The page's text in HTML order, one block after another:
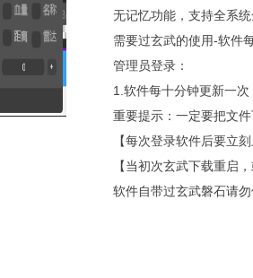
无记忆功能，支持全系
需要过玄武的使用-软件
管理员登录：
1.软件每十分钟更新一
重要提示：一定要把文
【每次登录软件后要立
【当初次玄武下载重启
软件自带过玄武磐石请